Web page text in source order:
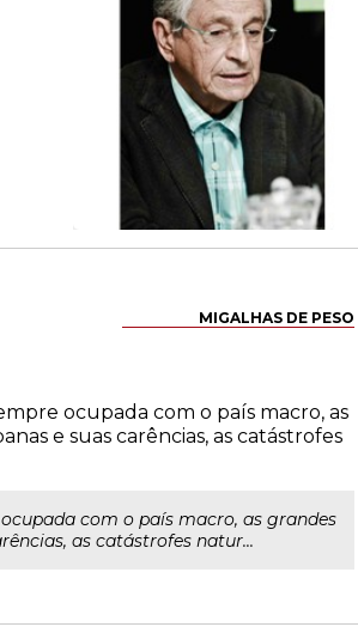
MIGALHAS DE PESO
ocupada com o país macro, as
e suas carências, as catástrofes
com o país macro, as grandes
as catástrofes natur...